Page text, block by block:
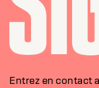
Entrez en contact